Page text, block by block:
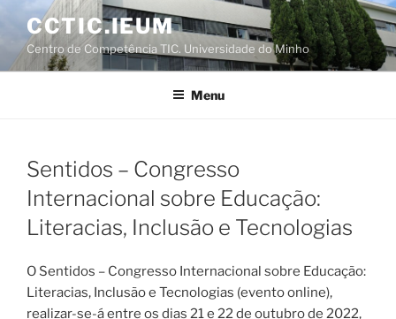
Saltar
conteúdo
CCTIC.IEUM
Centro de Competência TIC. Universidade do Minho
Menu
Sentidos – Congresso
Internacional sobre Educação:
Literacias, Inclusão e Tecnologias
O Sentidos – Congresso Internacional sobre Educação:
Literacias, Inclusão e Tecnologias (evento online),
realizar-se-á entre os dias 21 e 22 de outubro de 2022,